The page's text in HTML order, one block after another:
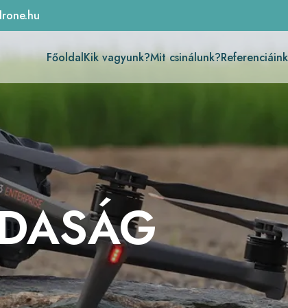
FőoldalKik vagyunk?Mit csinálunk?Referenciáink